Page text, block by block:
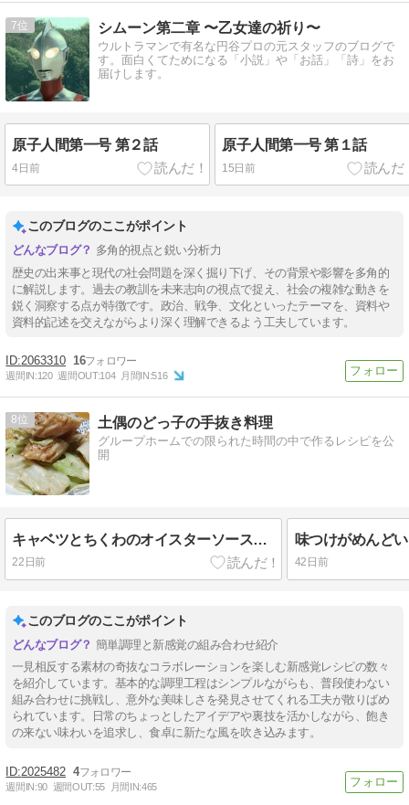
7 シムーン第二章 〜乙女達の祈り〜
ウルトラマンで有名な円谷プロの元スタッフのブログで
す。面白くてためになる「小説」や「お話」「詩」をお
届けします。
原子人間第一号 第２話
4日前
原子人間第一号 第１話
15日前
このブログのここがポイント
多角的視点と鋭い分析力
歴史の出来事と現代の社会問題を深く掘り下げ、その背景や影響を多角的
に解説します。過去の教訓を未来志向の視点で捉え、社会の複雑な動きを
鋭く洞察する点が特徴です。政治、戦争、文化といったテーマを、資料や
資料的記述を交えながらより深く理解できるよう工夫しています。
2063310 16
週間IN:120 週間OUT:104 月間IN:516
8 土偶のどっ子の手抜き料理
グループホームでの限られた時間の中で作るレシピを公
開
キャベツとちくわのオイスターソースマヨネーズ【5分・レンチン】
22日前 42日前
このブログのここがポイント
簡単調理と新感覚の組み合わせ紹介
一見相反する素材の奇抜なコラボレーションを楽しむ新感覚レシピの数々
を紹介しています。基本的な調理工程はシンプルながらも、普段使わない
組み合わせに挑戦し、意外な美味しさを発見させてくれる工夫が散りばめ
られています。日常のちょっとしたアイデアや裏技を活かしながら、飽き
の来ない味わいを追求し、食卓に新たな風を吹き込みます。
2025482 4
週間IN:90 週間OUT:55 月間IN:465